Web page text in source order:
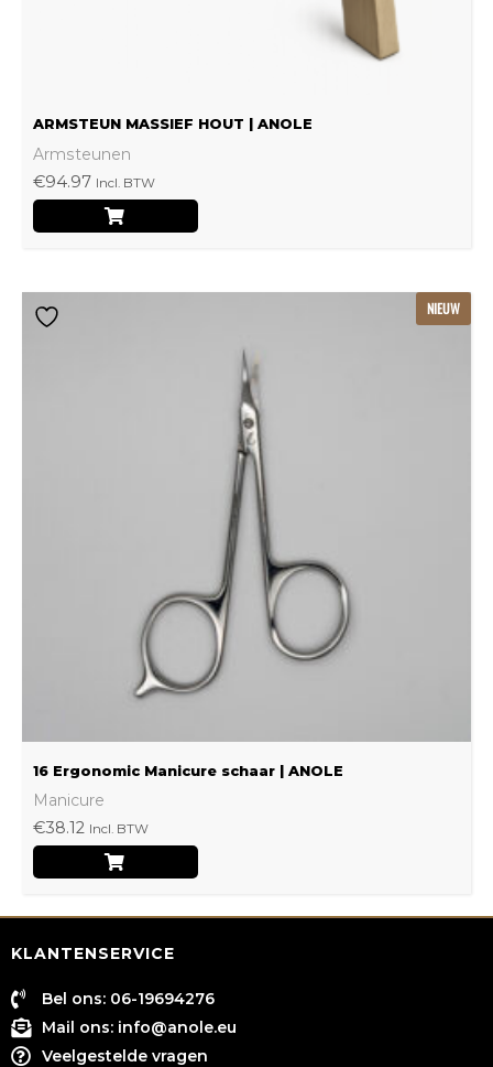
ARMSTEUN MASSIEF HOUT | ANOLE
Armsteunen
€94.97 Incl. BTW
NIEUW
16 Ergonomic Manicure schaar | ANOLE
Manicure
€38.12 Incl. BTW
KLANTENSERVICE
Bel ons: 06-19694276
Mail ons: info@anole.eu
Veelgestelde vragen